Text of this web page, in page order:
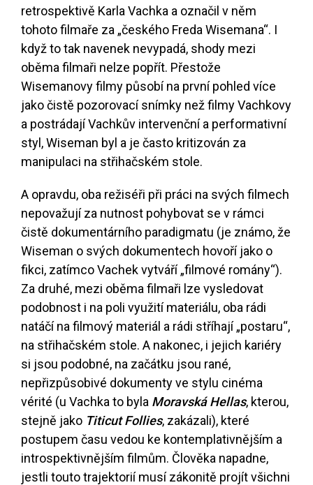
retrospektivě Karla Vachka a označil v něm
tohoto filmaře za „českého Freda Wisemana“. I
když to tak navenek nevypadá, shody mezi
oběma filmaři nelze popřít. Přestože
Wisemanovy filmy působí na první pohled více
jako čistě pozorovací snímky než filmy Vachkovy
a postrádají Vachkův intervenční a performativní
styl, Wiseman byl a je často kritizován za
manipulaci na střihačském stole.
A opravdu, oba režiséři při práci na svých filmech
nepovažují za nutnost pohybovat se v rámci
čistě dokumentárního paradigmatu (je známo, že
Wiseman o svých dokumentech hovoří jako o
fikci, zatímco Vachek vytváří „filmové romány“).
Za druhé, mezi oběma filmaři lze vysledovat
podobnost i na poli využití materiálu, oba rádi
natáčí na filmový materiál a rádi stříhají „postaru“,
na střihačském stole. A nakonec, i jejich kariéry
si jsou podobné, na začátku jsou rané,
nepřizpůsobivé dokumenty ve stylu cinéma
vérité (u Vachka to byla Moravská Hellas, kterou,
stejně jako Titicut Follies, zakázali), které
postupem času vedou ke kontemplativnějším a
introspektivnějším filmům. Člověka napadne,
jestli touto trajektorií musí zákonitě projít všichni